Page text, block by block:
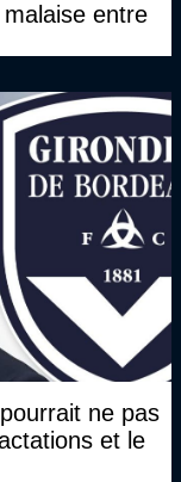
entre
ne pas
et le